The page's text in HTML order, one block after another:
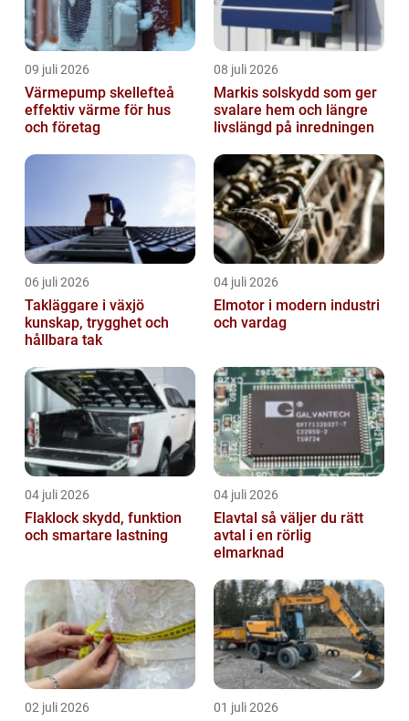
09 juli 2026
Värmepump skellefteå
effektiv värme för hus
och företag
08 juli 2026
Markis solskydd som ger
svalare hem och längre
livslängd på inredningen
06 juli 2026
Takläggare i växjö
kunskap, trygghet och
hållbara tak
04 juli 2026
Elmotor i modern industri
och vardag
04 juli 2026
Flaklock skydd, funktion
och smartare lastning
04 juli 2026
Elavtal så väljer du rätt
avtal i en rörlig
elmarknad
02 juli 2026 01 juli 2026